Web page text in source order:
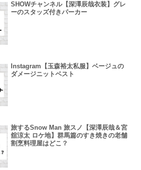
SHOWチャンネル【深澤辰哉衣装】グレ
ーのスタッズ付きパーカー
Instagram【玉森裕太私服】ベージュの
ダメージニットベスト
旅するSnow Man 旅スノ【深澤辰哉＆宮
舘涼太 ロケ地】群馬篇のすき焼きの老舗
割烹料理屋はどこ？